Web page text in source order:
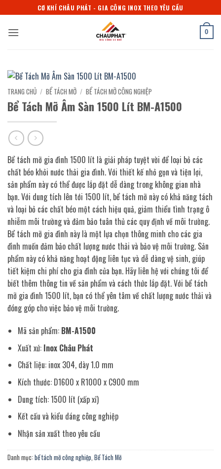
qua
CƠ KHÍ CHÂU PHÁT - GIA CÔNG INOX THEO YÊU CẦU
0
TRANG CHỦ / BỂ TÁCH MỠ / BỂ TÁCH MỠ CÔNG NGHIỆP
Bể Tách Mỡ Âm Sàn 1500 Lít BM-A1500
Bể tách mỡ gia đình 1500 lít là giải pháp tuyệt vời để loại bỏ các
chất béo khỏi nước thải gia đình. Với thiết kế nhỏ gọn và tiện lợi,
sản phẩm này có thể được lắp đặt dễ dàng trong không gian nhà
bạn. Với dung tích lên tới 1500 lít, bể tách mỡ này có khả năng tách
và loại bỏ các chất béo một cách hiệu quả, giảm thiểu tình trạng ô
nhiễm môi trường và đảm bảo tuân thủ các quy định về môi trường.
Bể tách mỡ gia đình này là một lựa chọn thông minh cho các gia
đình muốn đảm bảo chất lượng nước thải và bảo vệ môi trường. Sản
phẩm này có khả năng hoạt động liên tục và dễ dàng vệ sinh, giúp
tiết kiệm chi phí cho gia đình của bạn. Hãy liên hệ với chúng tôi để
biết thêm thông tin về sản phẩm và cách thức lắp đặt. Với bể tách
mỡ gia đình 1500 lít, bạn có thể yên tâm về chất lượng nước thải và
đóng góp cho việc bảo vệ môi trường.
Mã sản phẩm: BM-A1500
Xuất xứ: Inox Châu Phát
Chất liệu: inox 304, dày 1.0 mm
Kích thước: D1600 x R1000 x C900 mm
Dung tích: 1500 lít (xấp xỉ)
Kết cấu và kiểu dáng công nghiệp
Nhận sản xuất theo yêu cầu
Danh mục: bể tách mỡ công nghiệp, Bể Tách Mỡ